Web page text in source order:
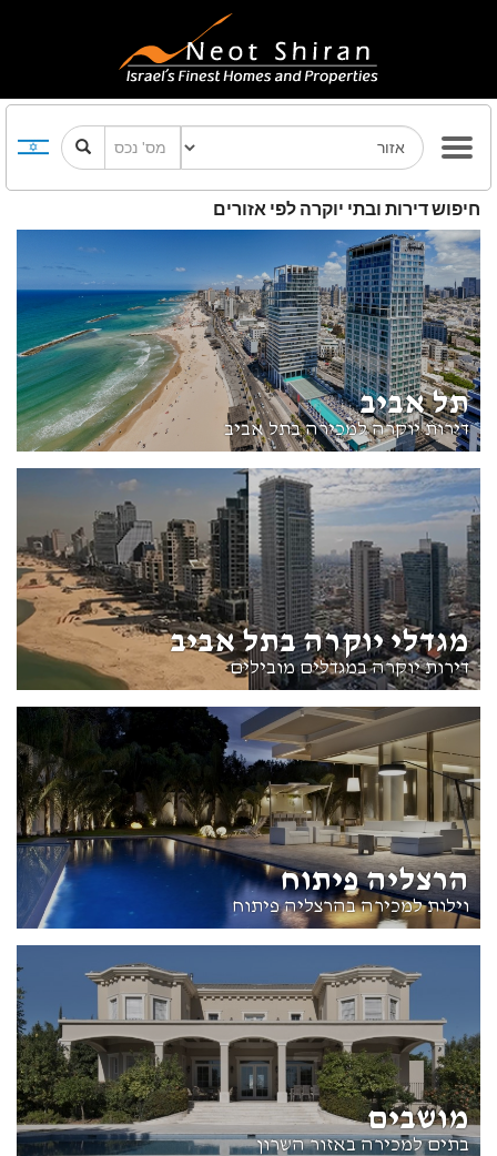
חיפוש דירות ובתי יוקרה לפי אזורים
תל אביב
דירות יוקרה למכירה בתל אביב
מגדלי יוקרה בתל אביב
דירות יוקרה במגדלים מובילים
הרצליה פיתוח
וילות למכירה בהרצליה פיתוח
מושבים
בתים למכירה באזור השרון